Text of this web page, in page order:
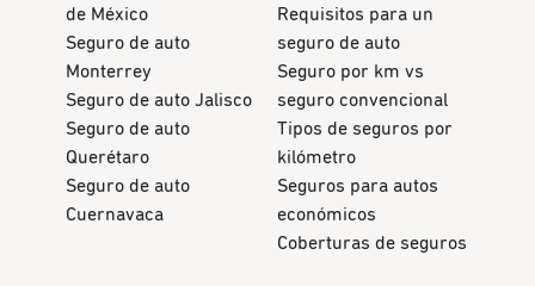
de México
Seguro de auto
Monterrey
Seguro de auto Jalisco
Seguro de auto
Querétaro
Seguro de auto
Cuernavaca
Requisitos para un
seguro de auto
Seguro por km vs
seguro convencional
Tipos de seguros por
kilómetro
Seguros para autos
económicos
Coberturas de seguros